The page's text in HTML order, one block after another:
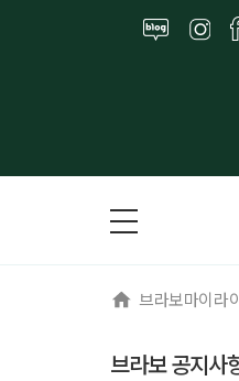
브라보마이라
브라보 공지사